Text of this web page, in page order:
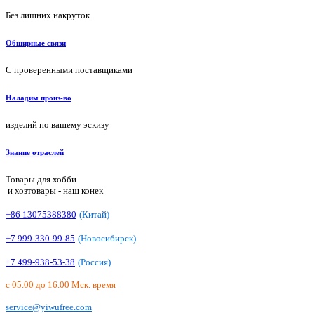
Без лишних накруток
Обширные связи
С проверенными поставщиками
Наладим произ-во
изделий по вашему эскизу
Знание отраслей
Товары для хобби
и хозтовары - наш конек
+86 13075388380 (Китай)
+7 999-330-99-85 (Новосибирск)
+7 499-938-53-38 (Россия)
с 05.00 до 16.00 Мск. время
service@yiwufree.com